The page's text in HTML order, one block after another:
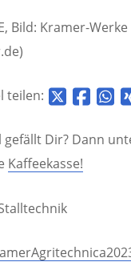
Bild: Kramer-
teilen:
gefällt Dir? Dann
Kaffeekasse!